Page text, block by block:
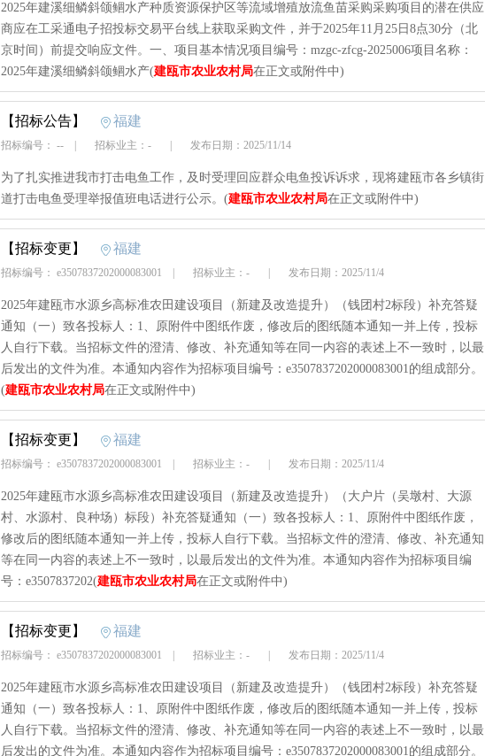
2025年建溪细鳞斜颌鲴水产种质资源保护区等流域增殖放流鱼苗采购采购项目的潜在供应
商应在工采通电子招投标交易平台线上获取采购文件，并于2025年11月25日8点30分（北
京时间）前提交响应文件。一、项目基本情况项目编号：mzgc-zfcg-2025006项目名称：
2025年建溪细鳞斜颌鲴水产(建瓯市农业农村局在正文或附件中)
【招标公告】 福建
招标编号： -- 招标业主：- 发布日期：2025/11/14
为了扎实推进我市打击电鱼工作，及时受理回应群众电鱼投诉诉求，现将建瓯市各乡镇街
道打击电鱼受理举报值班电话进行公示。(建瓯市农业农村局在正文或附件中)
【招标变更】 福建
招标编号： e3507837202000083001 招标业主：- 发布日期：2025/11/4
2025年建瓯市水源乡高标准农田建设项目（新建及改造提升）（钱团村2标段）补充答疑
通知（一）致各投标人：1、原附件中图纸作废，修改后的图纸随本通知一并上传，投标
人自行下载。当招标文件的澄清、修改、补充通知等在同一内容的表述上不一致时，以最
后发出的文件为准。本通知内容作为招标项目编号：e3507837202000083001的组成部分。
(建瓯市农业农村局在正文或附件中)
【招标变更】 福建
招标编号： e3507837202000083001 招标业主：- 发布日期：2025/11/4
2025年建瓯市水源乡高标准农田建设项目（新建及改造提升）（大户片（吴墩村、大源
村、水源村、良种场）标段）补充答疑通知（一）致各投标人：1、原附件中图纸作废，
修改后的图纸随本通知一并上传，投标人自行下载。当招标文件的澄清、修改、补充通知
等在同一内容的表述上不一致时，以最后发出的文件为准。本通知内容作为招标项目编
号：e3507837202(建瓯市农业农村局在正文或附件中)
【招标变更】 福建
招标编号： e3507837202000083001 招标业主：- 发布日期：2025/11/4
2025年建瓯市水源乡高标准农田建设项目（新建及改造提升）（钱团村2标段）补充答疑
通知（一）致各投标人：1、原附件中图纸作废，修改后的图纸随本通知一并上传，投标
人自行下载。当招标文件的澄清、修改、补充通知等在同一内容的表述上不一致时，以最
后发出的文件为准。本通知内容作为招标项目编号：e3507837202000083001的组成部分。